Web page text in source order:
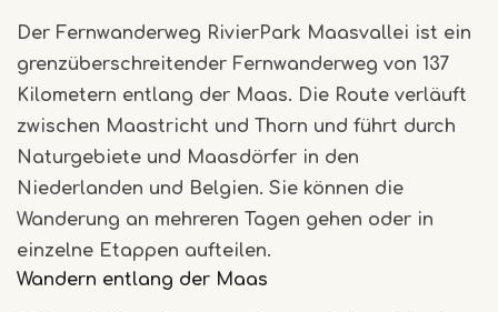
Der Fernwanderweg RivierPark Maasvallei ist ein
grenzüberschreitender Fernwanderweg von 137
Kilometern entlang der Maas. Die Route verläuft
zwischen Maastricht und Thorn und führt durch
Naturgebiete und Maasdörfer in den
Niederlanden und Belgien. Sie können die
Wanderung an mehreren Tagen gehen oder in
einzelne Etappen aufteilen.
Wandern entlang der Maas